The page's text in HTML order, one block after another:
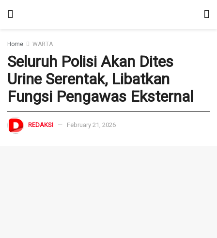
Home WARTA
Seluruh Polisi Akan Dites
Urine Serentak, Libatkan
Fungsi Pengawas Eksternal
REDAKSI February 21, 2026